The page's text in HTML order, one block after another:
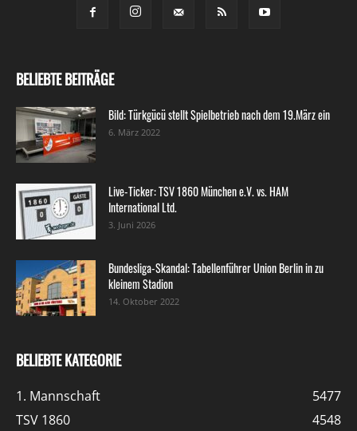
BELIEBTE BEITRÄGE
Bild: Türkgücü stellt Spielbetrieb nach dem 19.März ein
6. März 2022
Live-Ticker: TSV 1860 München e.V. vs. HAM
International Ltd.
3. Juni 2026
Bundesliga-Skandal: Tabellenführer Union Berlin in zu
kleinem Stadion
14. Oktober 2022
BELIEBTE KATEGORIE
1. Mannschaft
5477
TSV 1860
4548